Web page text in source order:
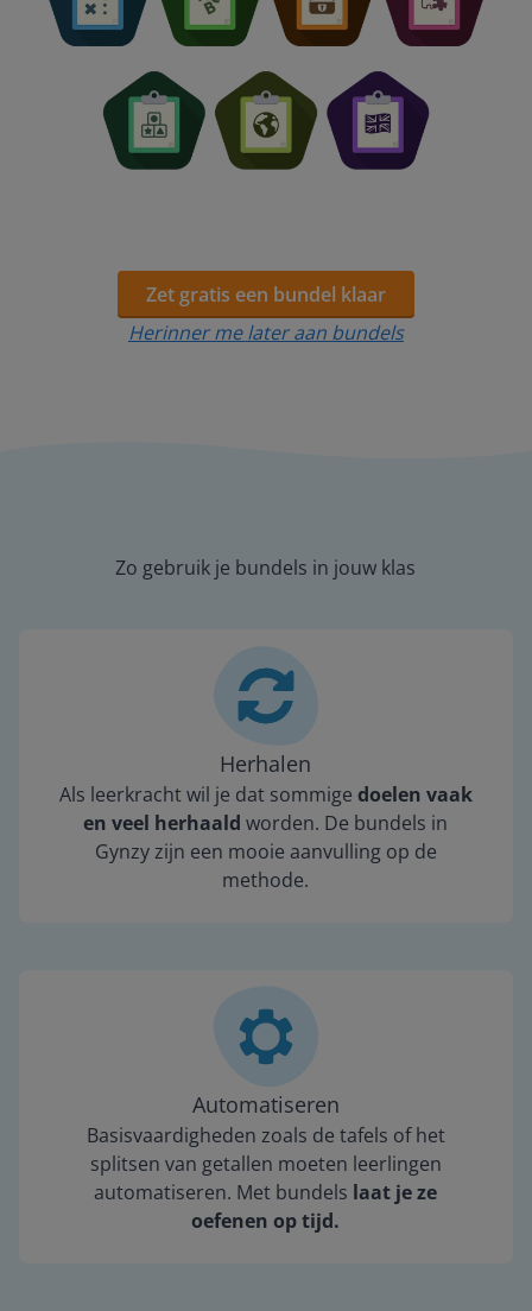
Zet gratis een bundel klaar
Herinner me later aan bundels
Zo gebruik je bundels in jouw klas
Herhalen
Als leerkracht wil je dat sommige doelen vaak
en veel herhaaldworden. De bundels in
Gynzy zijn een mooie aanvulling op de
methode.
Automatiseren
Basisvaardigheden zoals de tafels of het
splitsen van getallen moeten leerlingen
automatiseren. Met bundels laat je ze
oefenen op tijd.